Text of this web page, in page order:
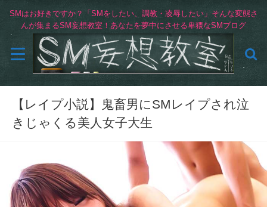
SMはお好きですか？「SMをしたい、調教・凌辱したい」そんな変態さ
んが集まるSM妄想教室！あなたを夢中にさせる卑猥なSMブログ
【レイプ小説】鬼畜男にSMレイプされ泣
きじゃくる美人女子大生